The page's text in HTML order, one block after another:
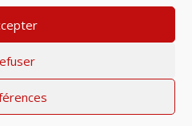
de confidentialité